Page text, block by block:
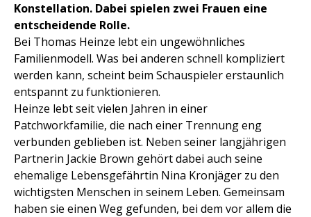
Konstellation. Dabei spielen zwei Frauen eine
entscheidende Rolle.
Bei Thomas Heinze lebt ein ungewöhnliches
Familienmodell. Was bei anderen schnell kompliziert
werden kann, scheint beim Schauspieler erstaunlich
entspannt zu funktionieren.
Heinze lebt seit vielen Jahren in einer
Patchworkfamilie, die nach einer Trennung eng
verbunden geblieben ist. Neben seiner langjährigen
Partnerin Jackie Brown gehört dabei auch seine
ehemalige Lebensgefährtin Nina Kronjäger zu den
wichtigsten Menschen in seinem Leben. Gemeinsam
haben sie einen Weg gefunden, bei dem vor allem die